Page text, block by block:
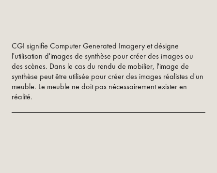
CGI signifie Computer Generated Imagery et désigne
l'utilisation d'images de synthèse pour créer des images ou
des scènes. Dans le cas du rendu de mobilier, l'image de
synthèse peut être utilisée pour créer des images réalistes d'un
meuble. Le meuble ne doit pas nécessairement exister en
réalité.